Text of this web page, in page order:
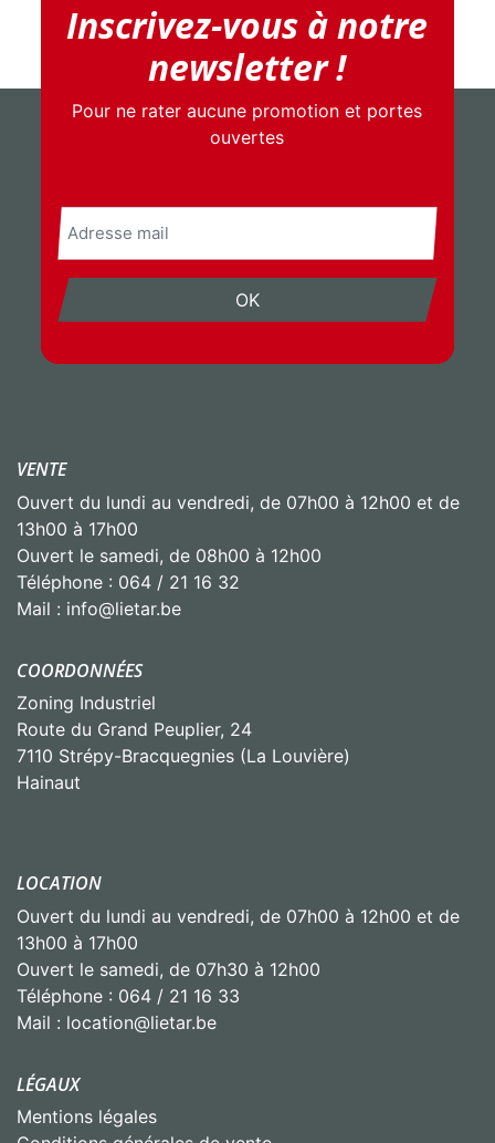
Lietar
July 28, 2026, 3:00 PM
🥶❄️ Fraîche en été, chaude en hiver !
✅ Fonctionne sur batterie... Voir plus
Lietar
July 23, 2026, 3:00 PM
☀️ Cet été, partez bien équipé !
Profitez sans plus attendre de notre pack 4
⚡ Perceuse à percussion
⚡ Perforateur SDS-Plus
⚡ Meuleuse d'angle
⚡...
Voir plus
Lietar
July 17, 2026, 3:00 PM
Les établissements Lietar restent ouverts ce lundi
20 juillet ☀
Profitez de cette journée pour venir chercher votre
matériel, préparer vos travaux ou avancer dans
vos projets...
Inscrivez-vous à notre
newsletter !
Pour ne rater aucune promotion et portes
ouvertes
E-
mail
OK
VENTE
Ouvert du lundi au vendredi, de 07h00 à 12h00 et de
13h00 à 17h00
Ouvert le samedi, de 08h00 à 12h00
Téléphone : 064 / 21 16 32
Mail : info@lietar.be
COORDONNÉES
Zoning Industriel
Route du Grand Peuplier, 24
7110 Strépy-Bracquegnies (La Louvière)
Hainaut
LOCATION
Ouvert du lundi au vendredi, de 07h00 à 12h00 et de
13h00 à 17h00
Ouvert le samedi, de 07h30 à 12h00
Téléphone : 064 / 21 16 33
Mail : location@lietar.be
LÉGAUX
Mentions légales